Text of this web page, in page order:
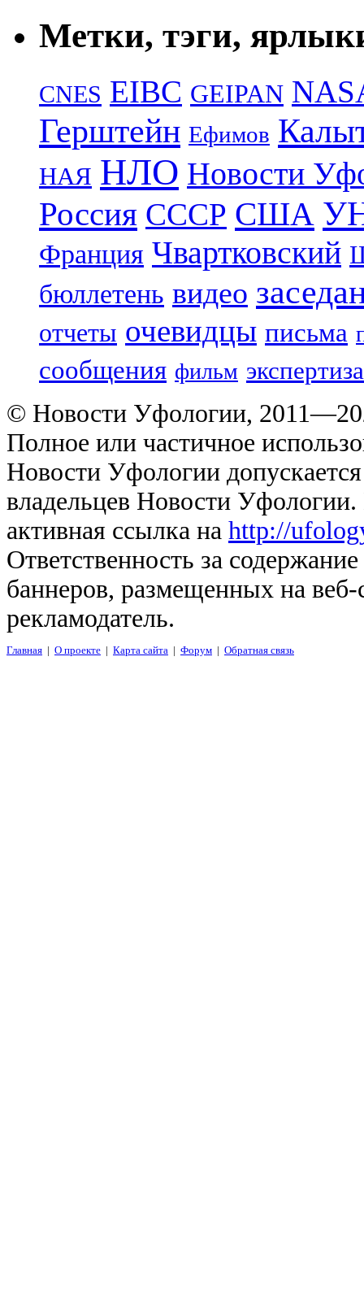
Метки, тэги,
CNES EIBC GEIPAN
Герштейн Ефимов
НАЯ НЛО Новости
Россия СССР США
Франция Чвартковский
бюллетень видео
отчеты очевидцы письма
сообщения фильм экспертиза
© Новости Уфологии,
Полное или частичное
Новости Уфологии
владельцев Новости
активная ссылка на http://
Ответственность за
баннеров, размещенных на
рекламодатель.
Главная | О проекте | Карта сайта | Форум | Обратная связь